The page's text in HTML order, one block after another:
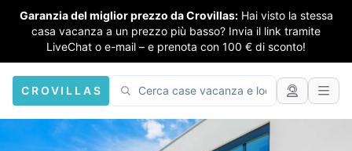
Garanzia del miglior prezzo da Crovillas: Hai visto la stessa
casa vacanza a un prezzo più basso? Invia il link tramite
LiveChat o e-mail – e prenota con 100 € di sconto!
CROVILLAS